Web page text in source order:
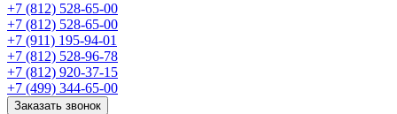
+7 (812) 528-65-00
+7 (812) 528-65-00
+7 (911) 195-94-01
+7 (812) 528-96-78
+7 (812) 920-37-15
+7 (499) 344-65-00
Заказать звонок